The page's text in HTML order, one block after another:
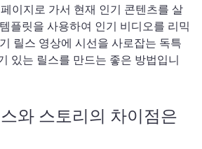
(opens in a new tab)
페이지로 가서 현재 인기 콘텐츠를 살
플릿을 사용하여 인기 비디오를 리믹
릴스 영상에 시선을 사로잡는 독특
있는 릴스를 만드는 좋은 방법입니
와 스토리의 차이점은